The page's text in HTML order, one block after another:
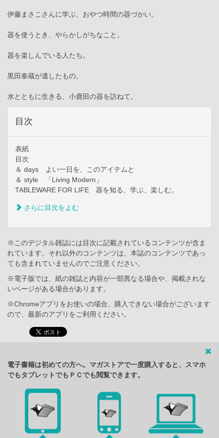
伊藤まさこさんに学ぶ、おやつ時間の器づかい。
器を使うとき、やらかしがちなこと。
器を楽しんでいる人たち。
黒田泰蔵が遺したもの。
水とともに生きる、小鹿田の器を訪ねて。
目次
表紙
目次
＆ days よい一日を、このアイテムと
＆ style 「Living Modern」
TABLEWARE FOR LIFE 器を知る、学ぶ、楽しむ。
さらに目次をよむ
※このデジタル雑誌には目次に記載されているコンテンツが含ま
れています。それ以外のコンテンツは、本誌のコンテンツであっ
ても含まれていませんのでご注意ください。
※電子版では、紙の雑誌と内容が一部異なる場合や、掲載されな
いページがある場合があります。
※Chromeアプリをお使いの場合、購入できない場合がございます
ので、最新のアプリをご利用ください。
電子書籍は初めての方へ。マガストアで一度購入すると、スマホ
でもタブレットでもＰＣでも閲覧できます。